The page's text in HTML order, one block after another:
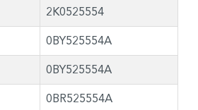
2K0525554
0BY525554A
0BY525554A
0BR525554A